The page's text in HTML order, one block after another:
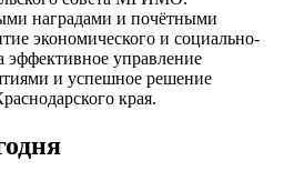
наградами и почётными
экономического и социально-
эффективное управление
и успешное решение
края.